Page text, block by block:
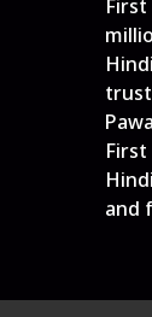
First
and